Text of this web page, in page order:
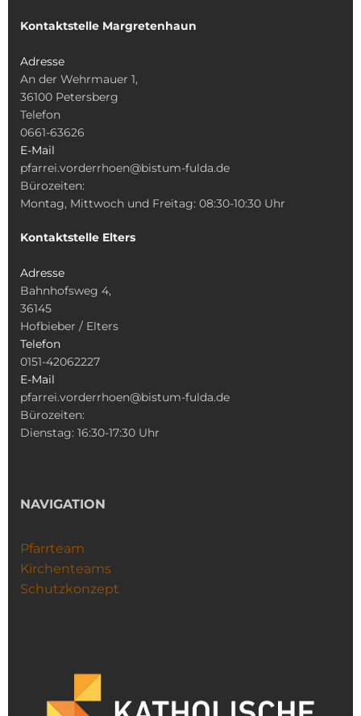
Kontaktstelle Margretenhaun
Adresse
An der Wehrmauer 1,
36100 Petersberg
Telefon
0661-63626
E-Mail
pfarrei.vorderrhoen@bistum-fulda.de
Bürozeiten:
Montag, Mittwoch und Freitag: 08:30-10:30 Uhr
Kontaktstelle Elters
Adresse
Bahnhofsweg 4,
36145
Hofbieber / Elters
Telefon
0151-42062227
E-Mail
pfarrei.vorderrhoen@bistum-fulda.de
Bürozeiten:
Dienstag: 16:30-17:30 Uhr
NAVIGATION
Pfarrteam
Kirchenteams
Schutzkonzept